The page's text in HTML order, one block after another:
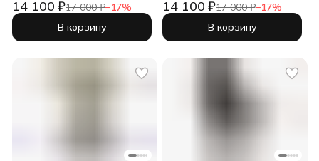
14 100 ₽17 000 ₽−17%
В корзину
14 100 ₽17 000 ₽−17%
В корзину